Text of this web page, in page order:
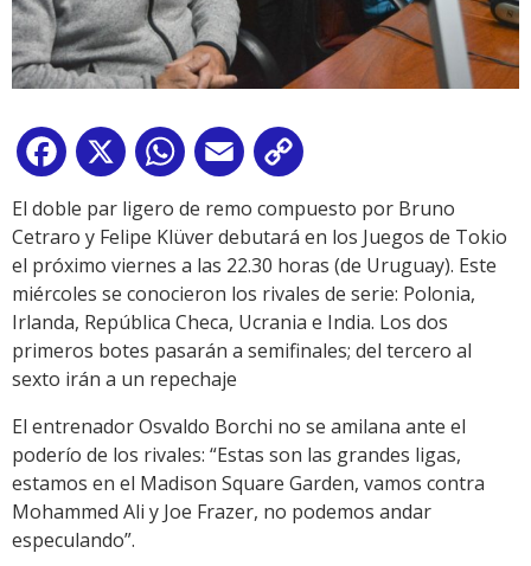
Facebook
X WhatsApp
Email
Link
El doble par ligero de remo compuesto por Bruno
Cetraro y Felipe Klüver debutará en los Juegos de Tokio
el próximo viernes a las 22.30 horas (de Uruguay). Este
miércoles se conocieron los rivales de serie: Polonia,
Irlanda, República Checa, Ucrania e India. Los dos
primeros botes pasarán a semifinales; del tercero al
sexto irán a un repechaje
El entrenador Osvaldo Borchi no se amilana ante el
poderío de los rivales: “Estas son las grandes ligas,
estamos en el Madison Square Garden, vamos contra
Mohammed Ali y Joe Frazer, no podemos andar
especulando”.